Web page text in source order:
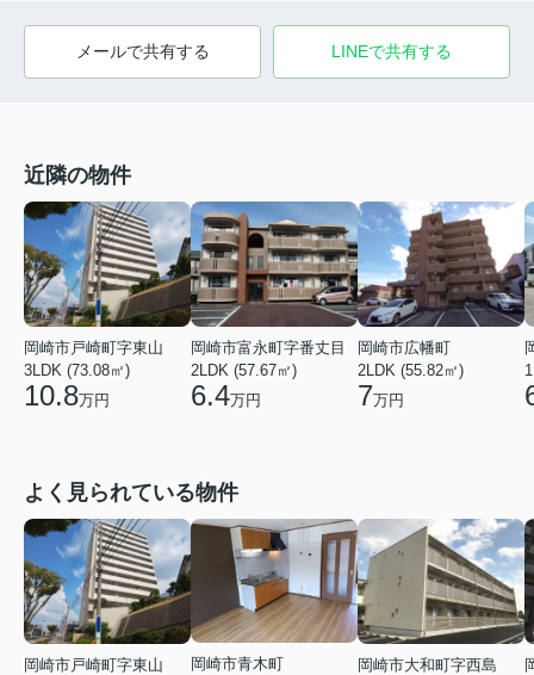
メールで共有する LINEで共有する
近隣の物件
岡崎市戸崎町字東山
3LDK (73.08㎡)
10.8万円
岡崎市富永町字番丈目
2LDK (57.67㎡)
6.4万円
岡崎市広幡町
2LDK (55.82㎡)
7万円
よく見られている物件
岡崎市戸崎町字東山
岡崎市青木町
岡崎市大和町字西島